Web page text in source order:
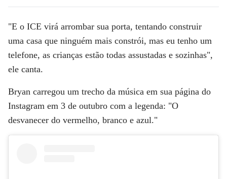
"E o ICE virá arrombar sua porta, tentando construir
uma casa que ninguém mais constrói, mas eu tenho um
telefone, as crianças estão todas assustadas e sozinhas",
ele canta.
Bryan carregou um trecho da música em sua página do
Instagram em 3 de outubro com a legenda: "O
desvanecer do vermelho, branco e azul."